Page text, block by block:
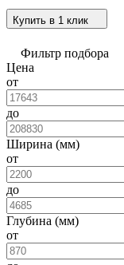
Купить в 1 клик
Фильтр подбора
Цена
от
до
Ширина (мм)
от
до
Глубина (мм)
от